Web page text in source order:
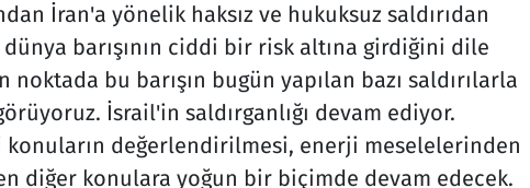
İran'a yönelik haksız ve hukuksuz saldırıdan
barışının ciddi bir risk altına girdiğini dile
bu barışın bugün yapılan bazı saldırılarla
İsrail'in saldırganlığı devam ediyor.
konuların değerlendirilmesi, enerji meselelerinden
diğer konulara yoğun bir biçimde devam edecek.